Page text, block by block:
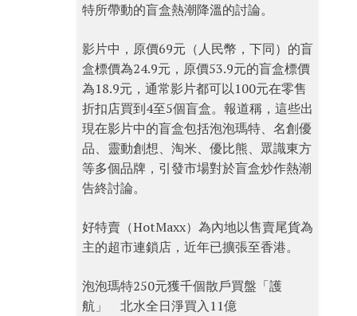
特所帶動的盲盒熱潮降溫的討論。
影片中，原價69元（人民幣，下同）的盲
盒標價為24.9元，原價53.9元的盲盒標價
為18.9元，通常影片都可以100元在零售
折扣店買到4至5個盲盒。報道稱，這些出
現在影片中的盲盒包括泡泡瑪特、名創優
品、靈動創想、淘米、優比熊、眾識東方
等多個品牌，引發市場對於盲盒炒作熱潮
告終討論。
好特賣（HotMaxx）為內地以售賣尾貨為
主的超市連鎖店，近年已擴張至香港。
泡泡瑪特250元獲千個散戶買盤「護
航」 北水全日淨買入11億